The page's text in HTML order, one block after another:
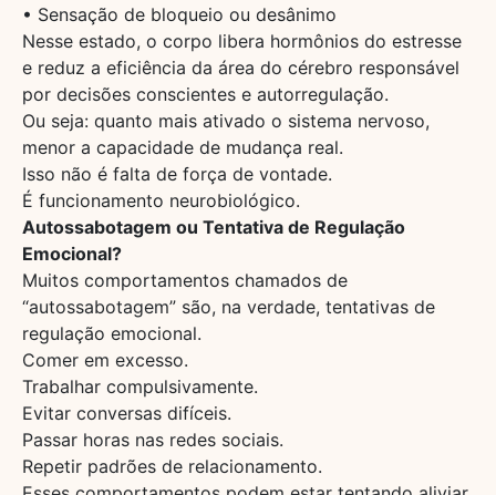
• Sensação de bloqueio ou desânimo
Nesse estado, o corpo libera hormônios do estresse
e reduz a eficiência da área do cérebro responsável
por decisões conscientes e autorregulação.
Ou seja: quanto mais ativado o sistema nervoso,
menor a capacidade de mudança real.
Isso não é falta de força de vontade.
É funcionamento neurobiológico.
Autossabotagem ou Tentativa de Regulação
Emocional?
Muitos comportamentos chamados de
“autossabotagem” são, na verdade, tentativas de
regulação emocional.
Comer em excesso.
Trabalhar compulsivamente.
Evitar conversas difíceis.
Passar horas nas redes sociais.
Repetir padrões de relacionamento.